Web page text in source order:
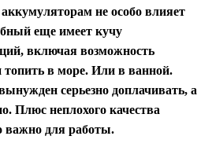
не особо влияет
еще имеет кучу
включая возможность
в море. Или в ванной.
серьезно доплачивать, а
Плюс неплохого качества
важно для работы.